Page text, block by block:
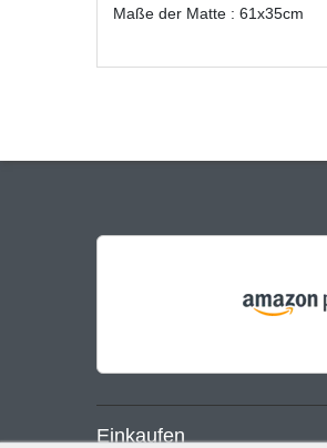
Maße der Matte : 61x35cm
Einkaufen